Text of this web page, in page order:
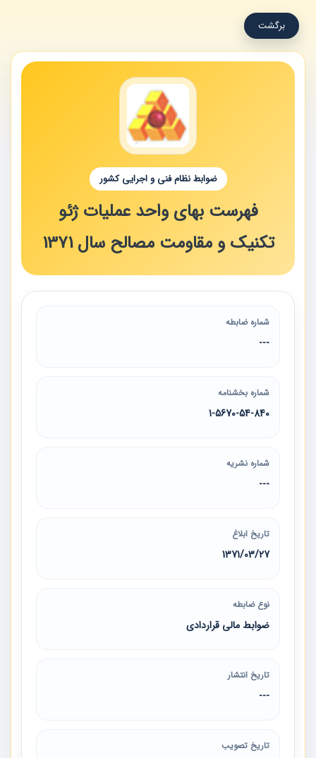
برگشت
ضوابط نظام فنی و اجرایی کشور
فهرست بهای واحد عملیات ژئو
تکنیک و مقاومت مصالح سال 1371
شماره ضابطه
---
شماره بخشنامه
1-5670-54-840
شماره نشریه
---
تاریخ ابلاغ
1371/03/27
نوع ضابطه
ضوابط مالی قراردادی
تاریخ انتشار
---
تاریخ تصویب